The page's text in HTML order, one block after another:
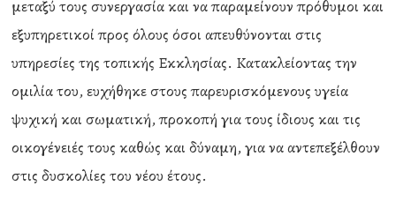
μεταξύ τους συνεργασία και να παραμείνουν πρόθυμοι και
εξυπηρετικοί προς όλους όσοι απευθύνονται στις
υπηρεσίες της τοπικής Εκκλησίας. Κατακλείοντας την
ομιλία του, ευχήθηκε στους παρευρισκόμενους υγεία
ψυχική και σωματική, προκοπή για τους ίδιους και τις
οικογένειές τους καθώς και δύναμη, για να αντεπεξέλθουν
στις δυσκολίες του νέου έτους.